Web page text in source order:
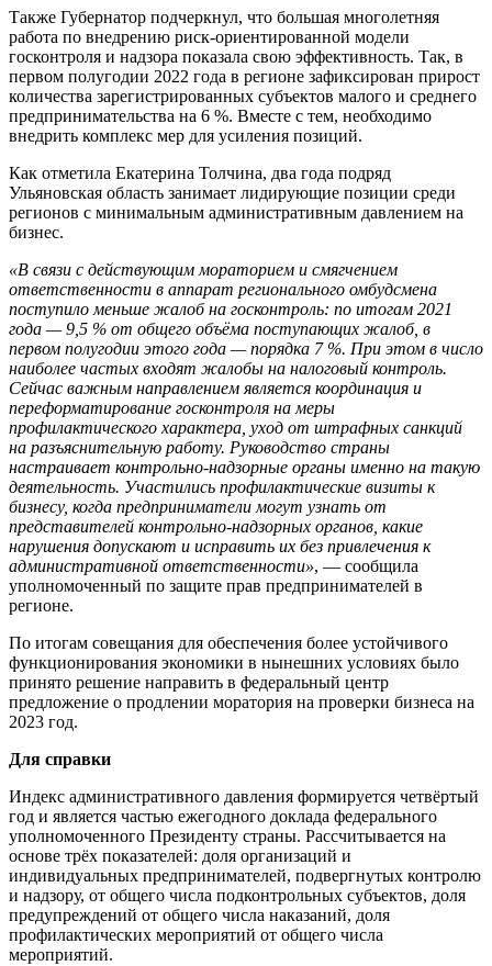
Также Губернатор подчеркнул, что большая многолетняя
работа по внедрению риск-ориентированной модели
госконтроля и надзора показала свою эффективность. Так, в
первом полугодии 2022 года в регионе зафиксирован прирост
количества зарегистрированных субъектов малого и среднего
предпринимательства на 6 %. Вместе с тем, необходимо
внедрить комплекс мер для усиления позиций.
Как отметила Екатерина Толчина, два года подряд
Ульяновская область занимает лидирующие позиции среди
регионов с минимальным административным давлением на
бизнес.
«В связи с действующим мораторием и смягчением
ответственности в аппарат регионального омбудсмена
поступило меньше жалоб на госконтроль: по итогам 2021
года — 9,5 % от общего объёма поступающих жалоб, в
первом полугодии этого года — порядка 7 %. При этом в число
наиболее частых входят жалобы на налоговый контроль.
Сейчас важным направлением является координация и
переформатирование госконтроля на меры
профилактического характера, уход от штрафных санкций
на разъяснительную работу. Руководство страны
настраивает контрольно-надзорные органы именно на такую
деятельность. Участились профилактические визиты к
бизнесу, когда предприниматели могут узнать от
представителей контрольно-надзорных органов, какие
нарушения допускают и исправить их без привлечения к
административной ответственности», — сообщила
уполномоченный по защите прав предпринимателей в
регионе.
По итогам совещания для обеспечения более устойчивого
функционирования экономики в нынешних условиях было
принято решение направить в федеральный центр
предложение о продлении моратория на проверки бизнеса на
2023 год.
Для справки
Индекс административного давления формируется четвёртый
год и является частью ежегодного доклада федерального
уполномоченного Президенту страны. Рассчитывается на
основе трёх показателей: доля организаций и
индивидуальных предпринимателей, подвергнутых контролю
и надзору, от общего числа подконтрольных субъектов, доля
предупреждений от общего числа наказаний, доля
профилактических мероприятий от общего числа
мероприятий.